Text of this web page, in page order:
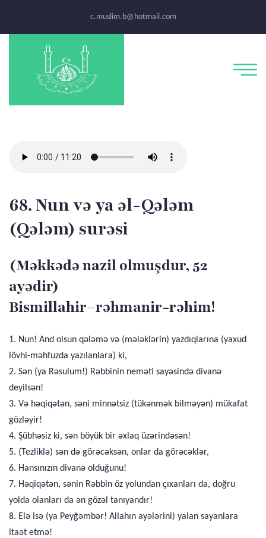
c.muslim.b@hotmail.com
68. Nun və ya əl-Qələm
(Qələm) surəsi
(Məkkədə nazil olmuşdur, 52
ayədir)
Bismillahir–rəhmanir-rəhim!
1. Nun! And olsun qələmə və (mələklərin) yazdıqlarına (yaxud
lövhi-məhfuzda yazılanlara) ki,
2. Sən (ya Rəsulum!) Rəbbinin neməti sayəsində divanə
deyilsən!
3. Və həqiqətən, səni minnətsiz (tükənmək bilməyən) mükafat
gözləyir!
4. Şübhəsiz ki, sən böyük bir əxlaq üzərindəsən!
5. (Tezliklə) sən də görəcəksən, onlar da görəcəklər,
6. Hansınızın divanə olduğunu!
7. Həqiqətən, sənin Rəbbin öz yolundan çıxanları da, doğru
yolda olanları da ən gözəl tanıyandır!
8. Elə isə (ya Peyğəmbər! Allahın ayələrini) yalan sayanlara
itaət etmə!